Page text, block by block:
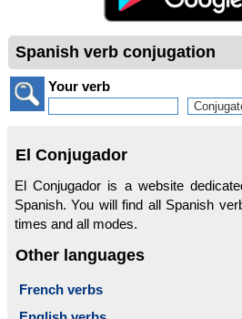
Spanish verb conjugation
Your verb
El Conjugador
El Conjugador is a website
Spanish. You will find all Spanish
times and all modes.
Other languages
French verbs